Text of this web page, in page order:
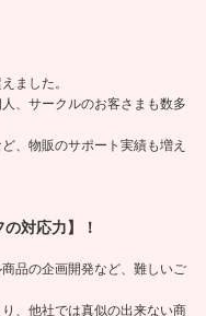
ました。
、サークルのお客さまも数多
、物販のサポート実績も増え
対応力】！
品の企画開発など、難しいご
、他社では真似の出来ない商